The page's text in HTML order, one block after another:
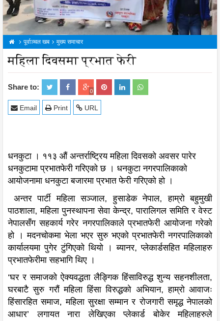
पूर्वाञ्चल खब मुख्य समाचार
महिला दिवसमा प्रभात फेरी
Share to: 0
URL
Print
Email
धनकुटा । ११३ औं अन्तर्राष्ट्रिय महिला दिवसको अवसर पारेर
धनकुटामा प्रभातफेरी गरिएको छ । धनकुटा नगरपालिकाको
आयोजनामा धनकुटा बजारमा प्रभात फेरी गरिएको हो ।
अन्तर पार्टी महिला सञ्जाल, हुसाडेक नेपाल, हाम्रो बहुमुखी
पाठशाला, महिला पुनस्थापना सेवा केन्द्र, पारालिगल समिति र वेस्ट
नेपालसँग सहकार्य गरेर नगरपालिकाले प्रभातफेरी आयोजना गरेको
हो । मदनचोकमा भेला भएर सुरु भएको प्रभातफेरी नगरपालिकाको
कार्यालयमा पुगेर टुंगिएको थियो । ब्यानर, प्लेकार्डसहित महिलाहरु
प्रभातफेरीमा सहभागि थिए ।
‘घर र समाजको ऐक्यवद्धता लैङ्गिक हिंसाविरुद्ध शुन्य सहनशीलता,
घरबाटै सुरु गरौं महिला हिंसा विरुद्धको अभियान, हाम्रो आवाजः
हिंसारहित समाज, महिला सुरक्षा सम्मान र रोजगारी समृद्ध नेपालको
आधार’ लगायत नारा लेखिएका प्लेकार्ड बोकेर महिलाहरुले